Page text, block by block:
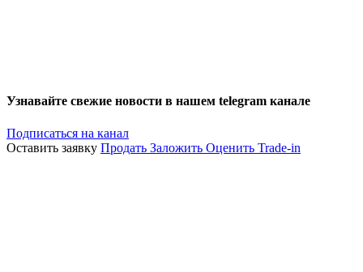
Узнавайте свежие новости в нашем telegram канале
Подписаться на канал
Оставить заявку Продать Заложить Оценить Trade-in